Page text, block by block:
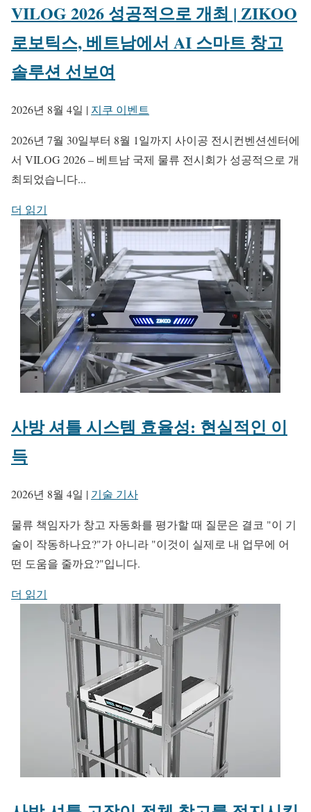
VILOG 2026 성공적으로 개최 | ZIKOO
로보틱스, 베트남에서 AI 스마트 창고
솔루션 선보여
2026년 8월 4일 | 지쿠 이벤트
2026년 7월 30일부터 8월 1일까지 사이공 전시컨벤션센터에
서 VILOG 2026 – 베트남 국제 물류 전시회가 성공적으로 개
최되었습니다...
더 읽기
사방 셔틀 시스템 효율성: 현실적인 이
득
2026년 8월 4일 | 기술 기사
물류 책임자가 창고 자동화를 평가할 때 질문은 결코 "이 기
술이 작동하나요?"가 아니라 "이것이 실제로 내 업무에 어
떤 도움을 줄까요?"입니다.
더 읽기